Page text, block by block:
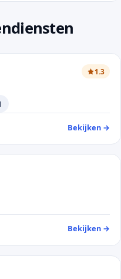
1.3
Bekijken →
Bekijken →